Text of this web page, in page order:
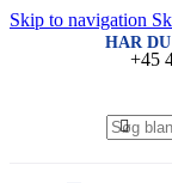
Skip to navigation
HAR
+45